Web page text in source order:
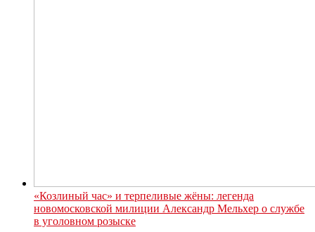
«Козлиный час» и терпеливые жёны: легенда
новомосковской милиции Александр Мельхер о службе
в уголовном розыске